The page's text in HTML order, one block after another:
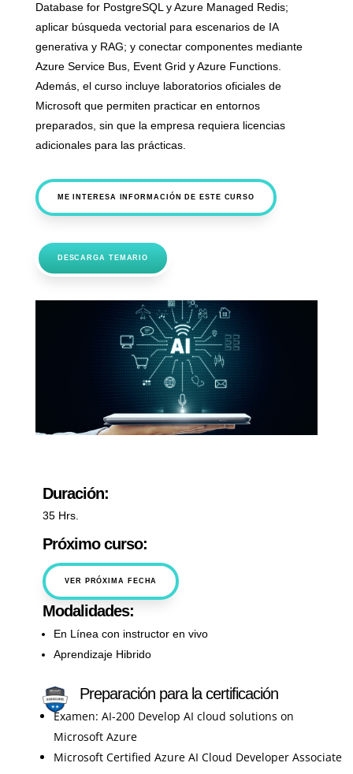
Database for PostgreSQL y Azure Managed Redis;
aplicar búsqueda vectorial para escenarios de IA
generativa y RAG; y conectar componentes mediante
Azure Service Bus, Event Grid y Azure Functions.
Además, el curso incluye laboratorios oficiales de
Microsoft que permiten practicar en entornos
preparados, sin que la empresa requiera licencias
adicionales para las prácticas.
ME INTERESA INFORMACIÓN DE ESTE CURSO
DESCARGA TEMARIO
Duración:
35 Hrs.
Próximo curso:
VER PRÓXIMA FECHA
Modalidades:
En Línea con instructor en vivo
Aprendizaje Hibrido
Preparación para la certificación
Examen: AI-200 Develop AI cloud solutions on
Microsoft Azure
Microsoft Certified Azure AI Cloud Developer Associate